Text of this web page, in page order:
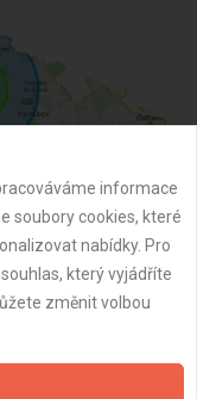
informace
soubory cookies, které
nabídky. Pro
který vyjádříte
změnit volbou